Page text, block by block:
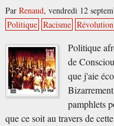
Par Renaud, vendredi 12
Politique Racisme Révolution
Politique
de
que j'aie
pamphlets
que ce soit au travers de